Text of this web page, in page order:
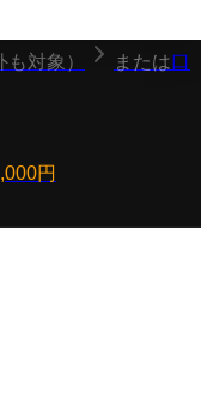
も対象） または口
円